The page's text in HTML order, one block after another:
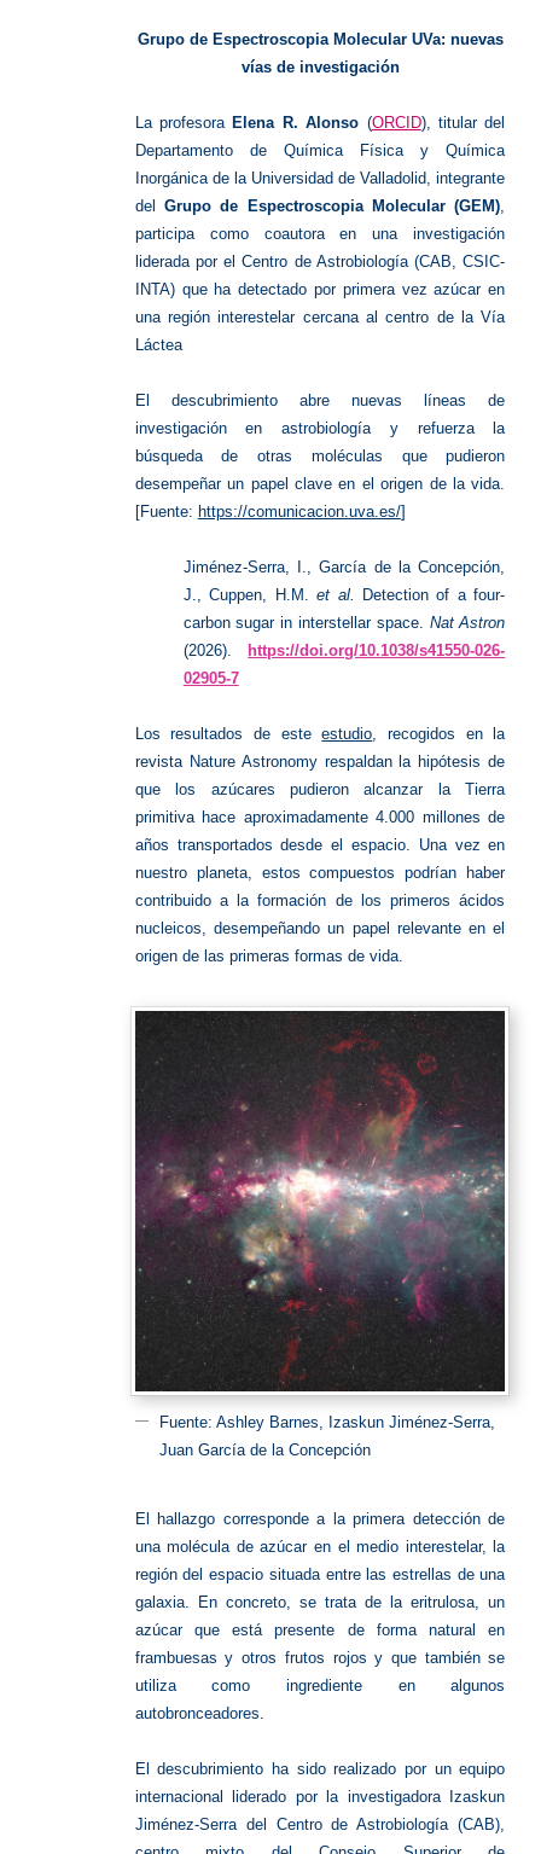
Grupo de Espectroscopia Molecular UVa: nuevas
vías de investigación
La profesora Elena R. Alonso (ORCID), titular del
Departamento de Química Física y Química
Inorgánica de la Universidad de Valladolid, integrante
delGrupo de Espectroscopia Molecular (GEM),
participa como coautora en una investigación
liderada por el Centro de Astrobiología (CAB, CSIC-
INTA) que ha detectado por primera vez azúcar en
una región interestelar cercana al centro de la Vía
Láctea
El descubrimiento abre nuevas líneas de
investigación en astrobiología y refuerza la
búsqueda de otras moléculas que pudieron
desempeñar un papel clave en el origen de la vida.
[Fuente: https://comunicacion.uva.es/]
Jiménez-Serra, I., García de la Concepción,
J., Cuppen, H.M.et al.
Detection of a four-
carbon sugar in interstellar space. Nat Astron
(2026).
https://doi.org/10.1038/s41550-026-
02905-7
Los resultados de esteestudio, recogidos en la
revista Nature Astronomy respaldan la hipótesis de
que los azúcares pudieron alcanzar la Tierra
primitiva hace aproximadamente 4.000 millones de
años transportados desde el espacio. Una vez en
nuestro planeta, estos compuestos podrían haber
contribuido a la formación de los primeros ácidos
nucleicos, desempeñando un papel relevante en el
origen de las primeras formas de vida.
Fuente: Ashley Barnes, Izaskun Jiménez-Serra,
Juan García de la Concepción
El hallazgo corresponde a la primera detección de
una molécula de azúcar en el medio interestelar, la
región del espacio situada entre las estrellas de una
galaxia. En concreto, se trata de la eritrulosa, un
azúcar que está presente de forma natural en
frambuesas y otros frutos rojos y que también se
utiliza como ingrediente en algunos
autobronceadores.
El descubrimiento ha sido realizado por un equipo
internacional liderado por la investigadora Izaskun
Jiménez-Serra del Centro de Astrobiología (CAB),